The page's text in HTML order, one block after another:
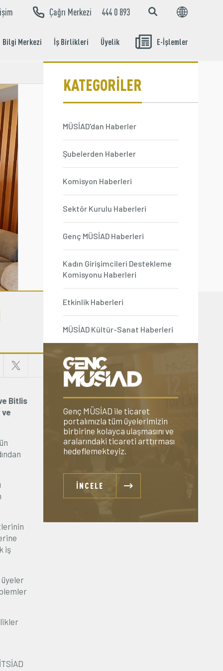
Çağrı Merkezi 444 0 893
Bilgi Merkezi İş Birlikleri Üyelik E-İşlemler
Aidat Ödeme
KATEGORİLER
MÜSİAD'dan Haberler
Şubelerden Haberler
Komisyon Haberleri
Sektör Kurulu Haberleri
Genç MÜSİAD Haberleri
Kadın Girişimcileri Destekleme
Komisyonu Haberleri
Etkinlik Haberleri
MÜSİAD Kültür-Sanat Haberleri
Bitlis
iş
üyeler
Genç MÜSİAD ile ticaret
portalımızla tüm üyelerimizin
birbirine kolayca ulaşmasını ve
aralarındaki ticareti arttırması
hedeflemekteyiz.
İNCELE